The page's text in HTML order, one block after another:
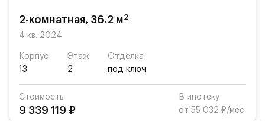
2-комнатная, 36.2 м2
4 кв. 2024
Корпус
13
Этаж
2
Отделка
под ключ
Стоимость
9 339 119 ₽
В ипотеку
от 55 032 ₽/мес.